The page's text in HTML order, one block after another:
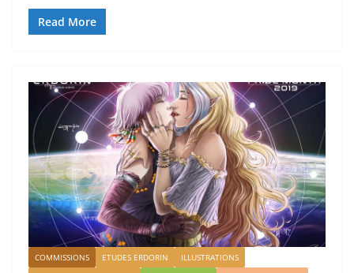
Read More
COMMISSIONS ETUDES ERDORIN
ILLUSTRATIONS